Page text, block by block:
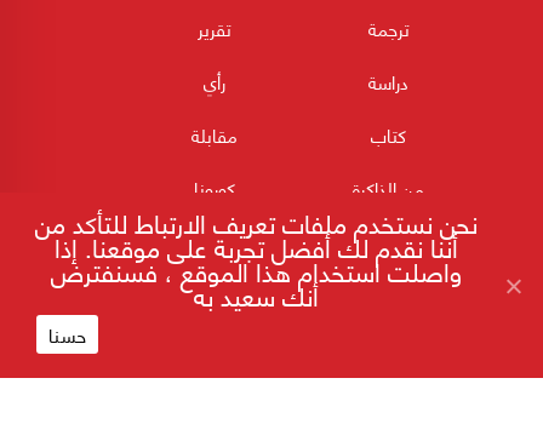
ترجمة
تقرير
دراسة
رأي
كتاب
مقابلة
من الذاكرة
كورونا
نحن نستخدم ملفات تعريف الارتباط للتأكد من
أننا نقدم لك أفضل تجربة على موقعنا. إذا
واصلت استخدام هذا الموقع ، فسنفترض
أنك سعيد به
حسنا